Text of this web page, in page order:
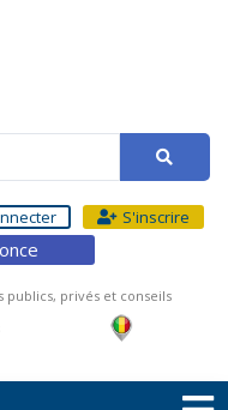
S'inscrire
privés et conseils